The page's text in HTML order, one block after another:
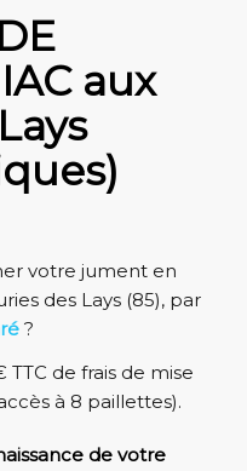
aux
votre jument en
des Lays (85), par
?
TTC de frais de mise
à 8 paillettes).
de votre